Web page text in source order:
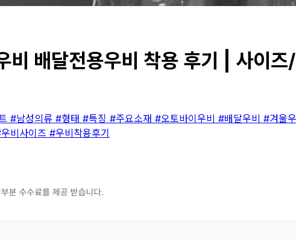
비 배달전용우비 착용 후기 | 사이
#남성의류 #형태 #특징 #주요소재 #오토바이우비 #배달우비 #겨울
비사이즈 #우비착용후기